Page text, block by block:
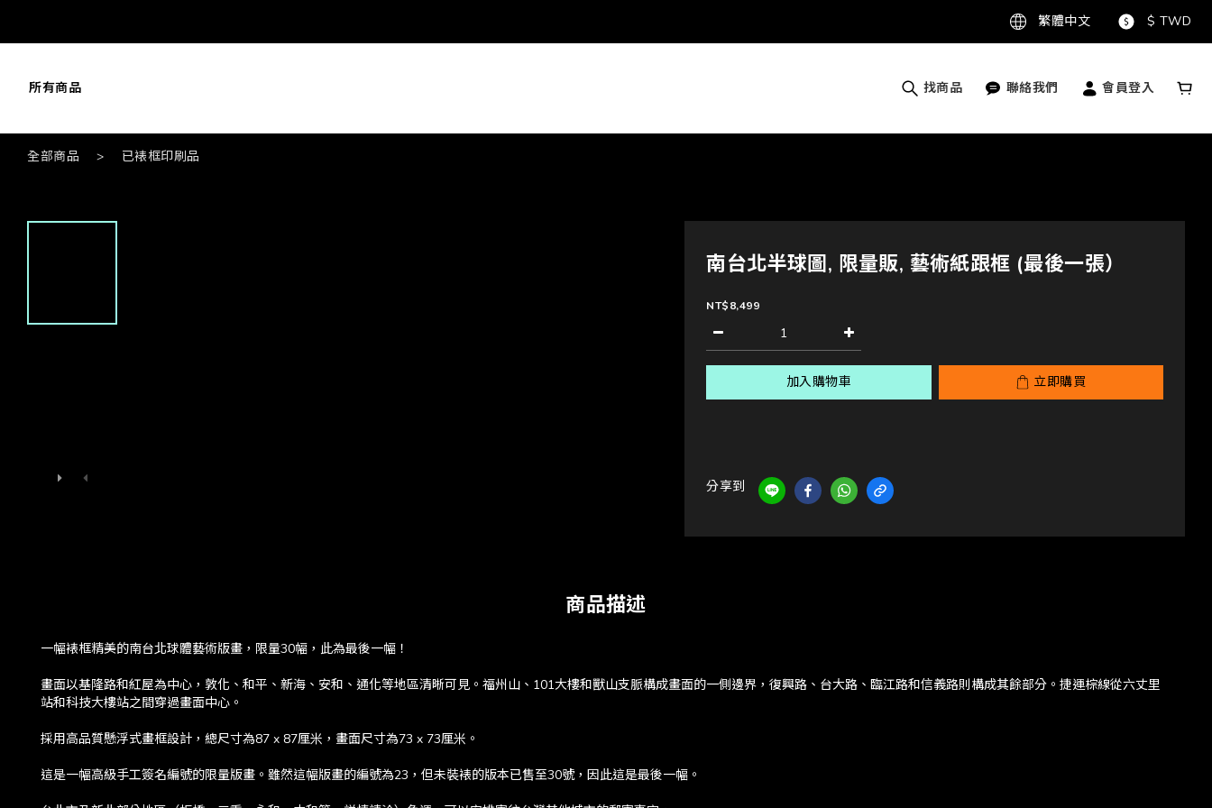
繁體中文 $ TWD
所有商品 找商品 聯絡我們 會員登入
全部商品 > 已裱框印刷品
南台北半球圖, 限量販, 藝術紙跟框 (最後一張）
NT$8,499
加入購物車 立即購買
分享到
商品描述
一幅裱框精美的南台北球體藝術版畫，限量30幅，此為最後一幅！
畫面以基隆路和紅屋為中心，敦化、和平、新海、安和、通化等地區清晰可見。福州山、101大樓和獸山支脈構成畫面的一側邊界，復興路、台大路、臨江路和信義路則構成其餘部分。捷運棕線從六丈里
站和科技大樓站之間穿過畫面中心。
採用高品質懸浮式畫框設計，總尺寸為87 x 87厘米，畫面尺寸為73 x 73厘米。
這是一幅高級手工簽名編號的限量版畫。雖然這幅版畫的編號為23，但未裝裱的版本已售至30號，因此這是最後一幅。